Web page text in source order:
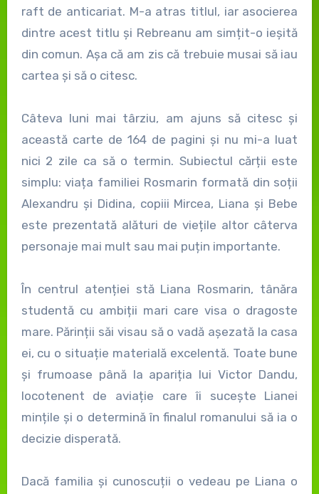
raft de anticariat. M-a atras titlul, iar asocierea
dintre acest titlu și Rebreanu am simțit-o ieșită
din comun. Așa că am zis că trebuie musai să iau
cartea și să o citesc.
Câteva luni mai târziu, am ajuns să citesc și
această carte de 164 de pagini și nu mi-a luat
nici 2 zile ca să o termin. Subiectul cărții este
simplu: viața familiei Rosmarin formată din soții
Alexandru și Didina, copiii Mircea, Liana și Bebe
este prezentată alături de viețile altor câterva
personaje mai mult sau mai puțin importante.
În centrul atenției stă Liana Rosmarin, tânăra
studentă cu ambiții mari care visa o dragoste
mare. Părinții săi visau să o vadă așezată la casa
ei, cu o situație materială excelentă. Toate bune
și frumoase până la apariția lui Victor Dandu,
locotenent de aviație care îi sucește Lianei
mințile și o determină în finalul romanului să ia o
decizie disperată.
Dacă familia și cunoscuții o vedeau pe Liana o